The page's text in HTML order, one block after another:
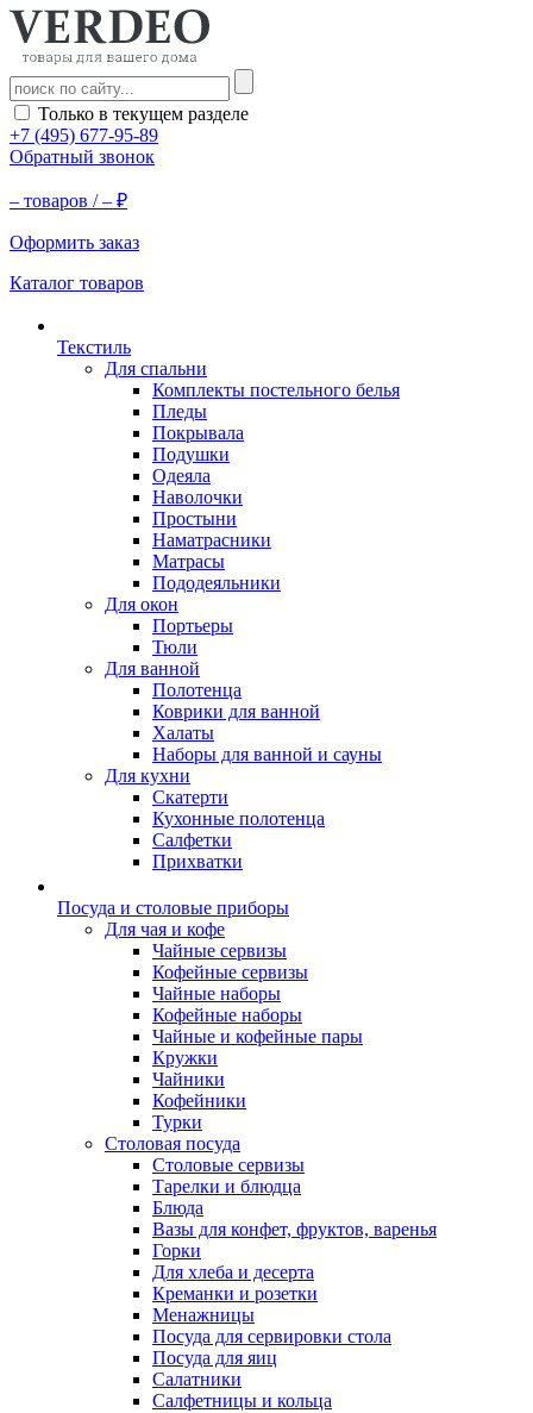
Только в текущем разделе
+7 (495) 677-95-89
Обратный звонок
– товаров /– ₽
Оформить заказ
Каталог товаров
Текстиль
Для спальни
Комплекты постельного белья
Пледы
Покрывала
Подушки
Одеяла
Наволочки
Простыни
Наматрасники
Матрасы
Пододеяльники
Для окон
Портьеры
Тюли
Для ванной
Полотенца
Коврики для ванной
Халаты
Наборы для ванной и сауны
Для кухни
Скатерти
Кухонные полотенца
Салфетки
Прихватки
Посуда и столовые приборы
Для чая и кофе
Чайные сервизы
Кофейные сервизы
Чайные наборы
Кофейные наборы
Чайные и кофейные пары
Кружки
Чайники
Кофейники
Турки
Столовая посуда
Столовые сервизы
Тарелки и блюдца
Блюда
Вазы для конфет, фруктов, варенья
Горки
Для хлеба и десерта
Креманки и розетки
Менажницы
Посуда для сервировки стола
Посуда для яиц
Салатники
Салфетницы и кольца